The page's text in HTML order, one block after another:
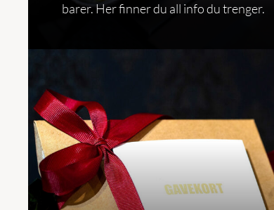
barer. Her finner du all info du trenger.